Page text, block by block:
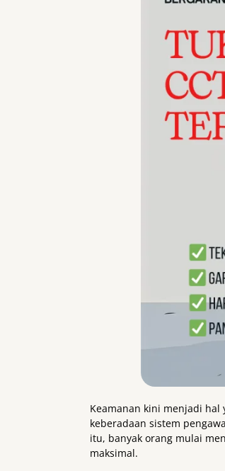
Keamanan kini menjadi
keberadaan sistem
itu, banyak orang mulai
maksimal.